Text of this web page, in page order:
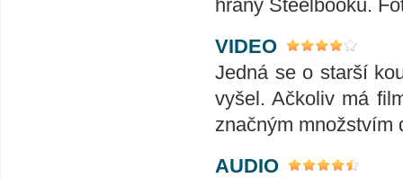
hrany Steelbooku.
VIDEO
Jedná se o starší
vyšel. Ačkoliv má
značným množstvím
AUDIO